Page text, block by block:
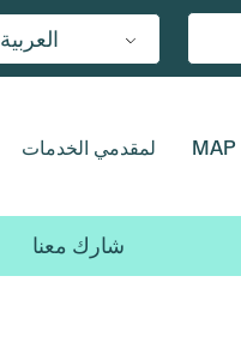
العربية
لمقدمي الخدمات
شارك معنا